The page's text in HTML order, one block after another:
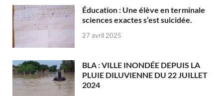
Éducation : Une élève en terminale
sciences exactes s’est suicidée.
27 avril 2025
BLA : VILLE INONDÉE DEPUIS LA
PLUIE DILUVIENNE DU 22 JUILLET
2024